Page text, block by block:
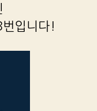
입니다!